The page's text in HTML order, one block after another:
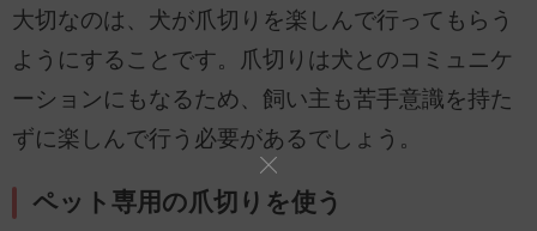
大切なのは、犬が爪切りを楽しんで行ってもらう
ようにすることです。爪切りは犬とのコミュニケ
ーションにもなるため、飼い主も苦手意識を持た
ずに楽しんで行う必要があるでしょう。
ペット専用の爪切りを使う